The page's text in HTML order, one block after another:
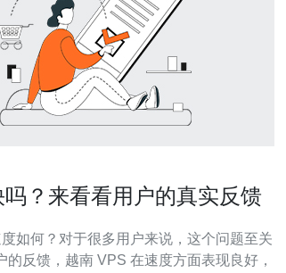
？来看看用户的真实反馈
如何？对于很多用户来说，这个问题至关
的反馈，越南 VPS 在速度方面表现良好，